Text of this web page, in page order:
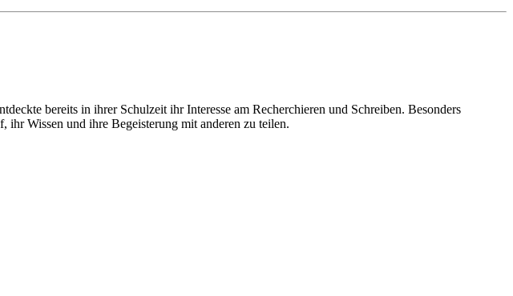
bereits in ihrer Schulzeit ihr Interesse am Recherchieren und Schreiben. Besonders
ihr Wissen und ihre Begeisterung mit anderen zu teilen.